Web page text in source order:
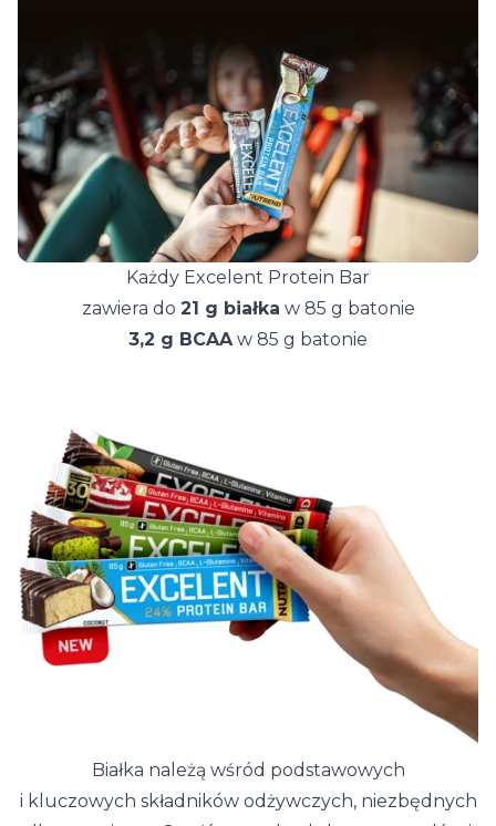
Każdy Excelent Protein Bar
zawiera do 21 g białka w 85 g batonie
3,2 g BCAAw 85 g batonie
Białka należą wśród podstawowych
i kluczowych składników odżywczych, niezbędnych